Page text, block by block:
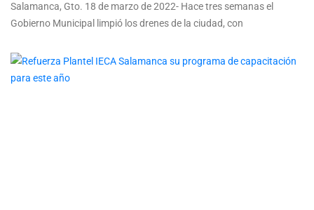
Salamanca, Gto. 18 de marzo de 2022- Hace tres semanas el
Gobierno Municipal limpió los drenes de la ciudad, con